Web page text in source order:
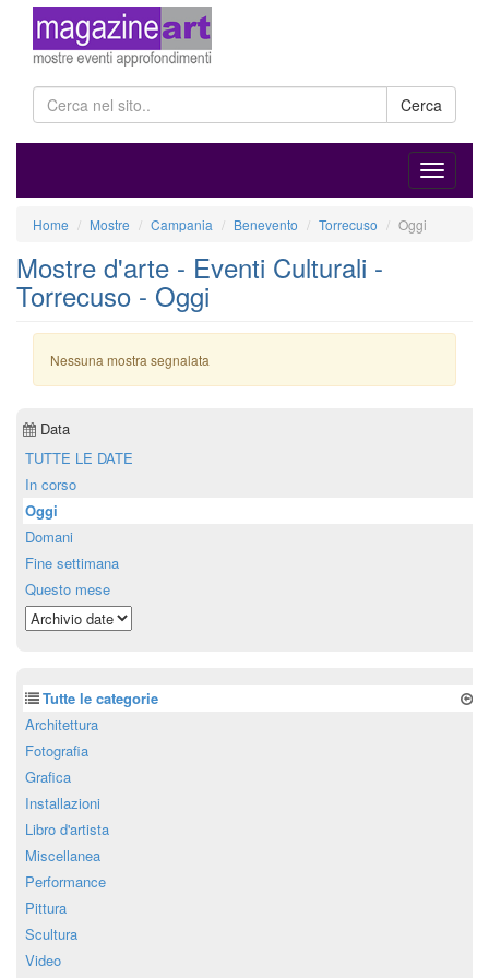
Cerca
Home Mostre Campania Benevento Torrecuso Oggi
Mostre d'arte - Eventi Culturali -
Torrecuso - Oggi
Nessuna mostra segnalata
Data
TUTTE LE DATE
In corso
Oggi
Domani
Fine settimana
Questo mese
Tutte le categorie
Architettura
Fotografia
Grafica
Installazioni
Libro d'artista
Miscellanea
Performance
Pittura
Scultura
Video